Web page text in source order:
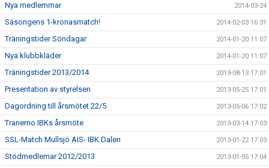
Nya medlemmar 2014-03-24
Säsongens 1-kronasmatch! 2014-02-03 16:31
Träningstider Söndagar 2014-01-20 11:07
Nya klubbkläder 2014-01-20 11:07
Träningstider 2013/2014 2013-08-13 17:01
Presentation av styrelsen 2013-05-25 17:01
Dagordning till årsmötet 22/5 2013-05-06 17:02
Tranemo IBKs årsmöte 2013-03-14 17:03
SSL-Match Mullsjö AIS- IBK Dalen 2013-01-22 17:03
Stödmedlemar 2012/2013 2013-01-05 17:04